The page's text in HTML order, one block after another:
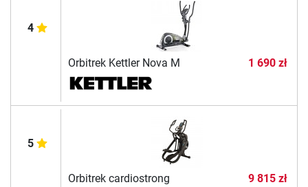
4
Orbitrek Kettler Nova M 1 690 zł
5
Orbitrek cardiostrong
9 815 zł